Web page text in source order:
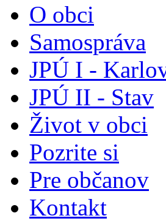
O obci
Samospráva
JPÚ I -
JPÚ II - Stav
Život v obci
Pozrite si
Pre občanov
Kontakt